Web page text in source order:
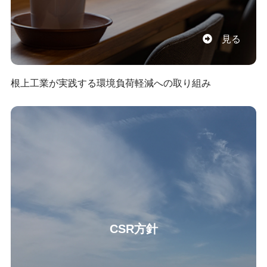
見る
根上工業が実践する環境負荷軽減への取り組み
CSR方針